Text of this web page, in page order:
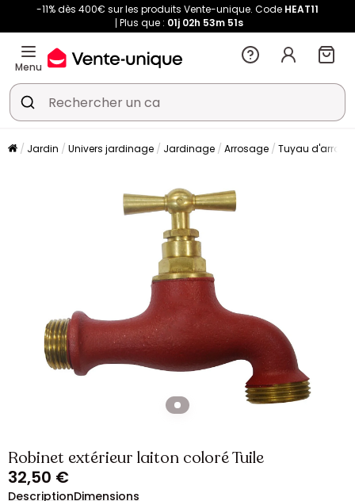
-11% dès 400€ sur les produits Vente-unique. Code HEAT11
Plus que : 01j 02h 53m 50s
Menu
Jardin Univers jardinage Jardinage Arrosage Tuyau
Robinet extérieur laiton coloré Tuile
32,50 €
DescriptionDimensions